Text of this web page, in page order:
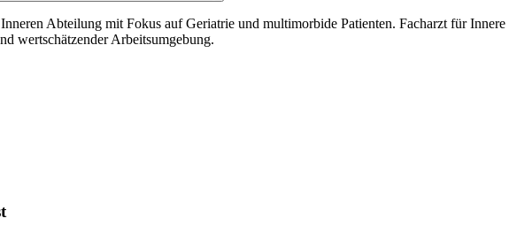
Abteilung mit Fokus auf Geriatrie und multimorbide Patienten. Facharzt für
wertschätzender Arbeitsumgebung.